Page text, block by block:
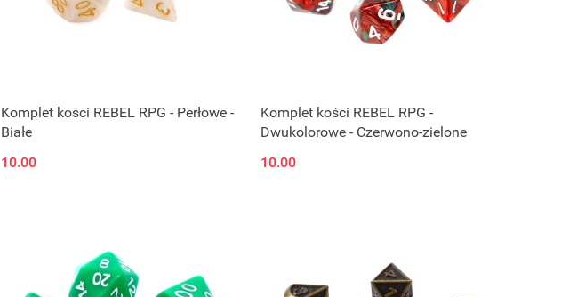
Komplet kości REBEL RPG - Perłowe -
Białe
10.00
Komplet kości REBEL RPG -
Dwukolorowe - Czerwono-zielone
10.00